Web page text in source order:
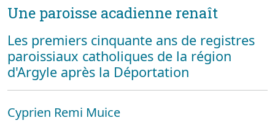
Une paroisse acadienne renaît
Les premiers cinquante ans de registres
paroissiaux catholiques de la région
d'Argyle après la Déportation
Cyprien Remi Muice